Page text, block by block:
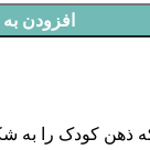
افزودن
کودک را به